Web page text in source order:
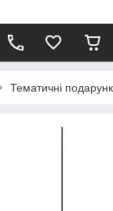
Тематичні